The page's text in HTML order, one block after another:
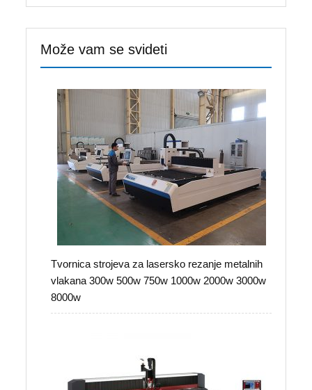
Može vam se svideti
Tvornica strojeva za lasersko rezanje metalnih
vlakana 300w 500w 750w 1000w 2000w 3000w
8000w